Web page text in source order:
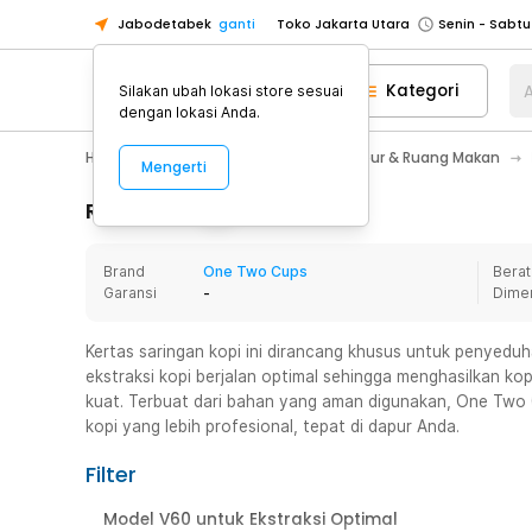
Jabodetabek ganti Toko Jakarta Utara
Toko Tangerang
Toko Cikupa
Pick n Go Jakarta Barat
Senin -
Pick n Go Bekasi
Senin - Jumat
Senin - Jumat
Senin -
Toko Jakarta Barat
Senin -
Toko Tangerang
Toko Cikupa
Pick n Go Jakarta Barat
Senin -
Kategori
Home Appliance Perlengkapan Dapur & Ruang Makan
Rincian Produk
Brand
One Two Cups
Garansi
-
Kertas saringan kopi ini dirancang khusus untuk
ekstraksi kopi berjalan optimal sehingga menghasilkan
kuat. Terbuat dari bahan yang aman digunakan, One
kopi yang lebih profesional, tepat di dapur Anda.
Filter
Model V60 untuk Ekstraksi Optimal
Silakan ubah lokasi store sesuai
dengan lokasi Anda.
Mengerti